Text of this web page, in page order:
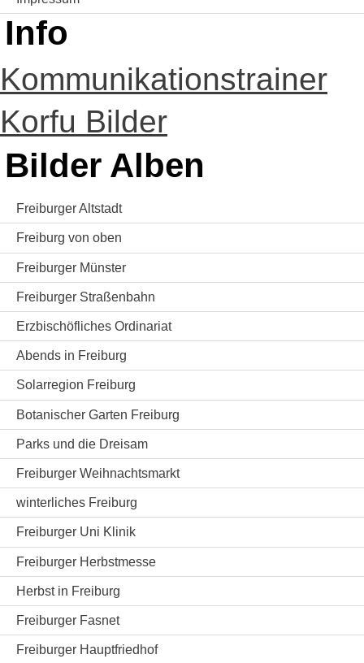
Info
Kommunikationstrainer
Korfu Bilder
Bilder Alben
Freiburger Altstadt
Freiburg von oben
Freiburger Münster
Freiburger Straßenbahn
Erzbischöfliches Ordinariat
Abends in Freiburg
Solarregion Freiburg
Botanischer Garten Freiburg
Parks und die Dreisam
Freiburger Weihnachtsmarkt
winterliches Freiburg
Freiburger Uni Klinik
Freiburger Herbstmesse
Herbst in Freiburg
Freiburger Fasnet
Freiburger Hauptfriedhof